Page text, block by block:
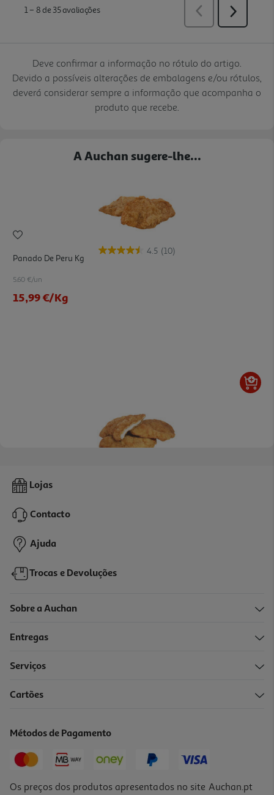
Deve confirmar a informação no rótulo do artigo.
Devido a possíveis alterações de embalagens e/ou rótulos,
deverá considerar sempre a informação que acompanha o
produto que recebe.
A Auchan sugere-lhe...
4.5 (10)
Panado De Peru Kg
5.60 €/un
15,99 €/Kg
Panado De Porco Kg
13,99 €
Lojas
Contacto
Ajuda
Trocas e Devoluções
Sobre a Auchan
Entregas
Serviços
Cartões
Métodos de Pagamento
Os preços dos produtos apresentados no site Auchan.pt